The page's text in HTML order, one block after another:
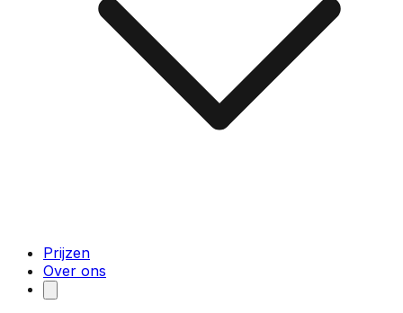
Prijzen
Over ons